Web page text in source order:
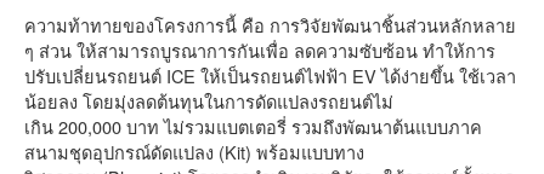
ความท้าทายของโครงการนี้ คือ การวิจัยพัฒนาชิ้นส่วนหลักหลาย
ๆ ส่วน ให้สามารถบูรณาการกันเพื่อ ลดความซับซ้อน ทำให้การ
ปรับเปลี่ยนรถยนต์ ICE ให้เป็นรถยนต์ไฟฟ้า EV ได้ง่ายขึ้น ใช้เวลา
น้อยลง โดยมุ่งลดต้นทุนในการดัดแปลงรถยนต์ไม่
เกิน 200,000 บาท ไม่รวมแบตเตอรี่ รวมถึงพัฒนาต้นแบบภาค
สนามชุดอุปกรณ์ดัดแปลง (Kit) พร้อมแบบทาง